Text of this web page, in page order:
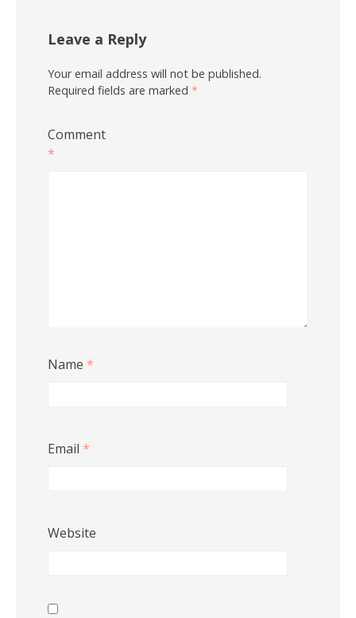
Leave a Reply
Your email address will not be published.
Required fields are marked *
Comment
*
Name *
Email *
Website